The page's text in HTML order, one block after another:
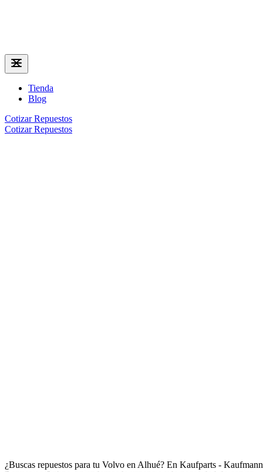
Tienda
Blog
Cotizar Repuestos
Cotizar Repuestos
¿Buscas repuestos para tu Volvo en Alhué? En Kaufparts - Kaufmann